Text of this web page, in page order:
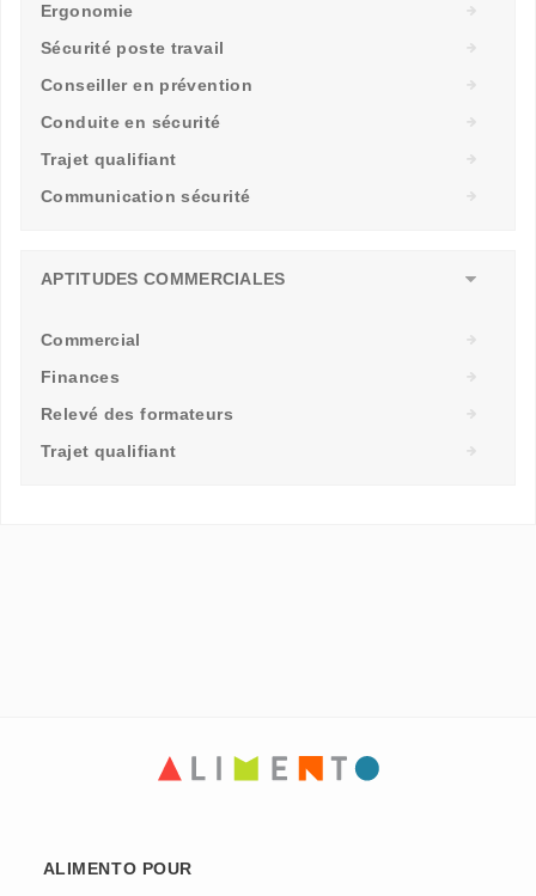
Ergonomie
Sécurité poste travail
Conseiller en prévention
Conduite en sécurité
Trajet qualifiant
Communication sécurité
APTITUDES COMMERCIALES
Commercial
Finances
Relevé des formateurs
Trajet qualifiant
ALIMENTO POUR